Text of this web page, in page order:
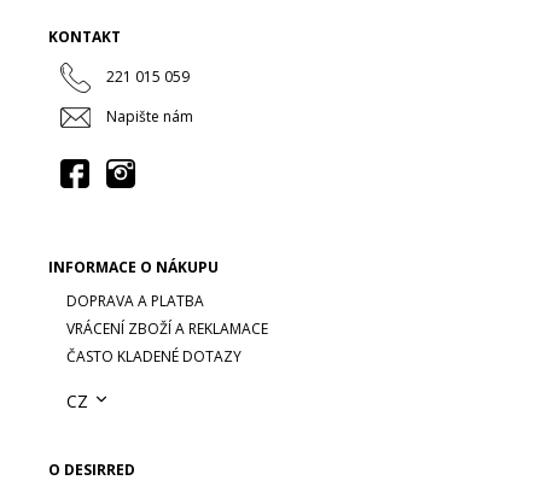
KONTAKT
221 015 059
Napište nám
INFORMACE O NÁKUPU
DOPRAVA A PLATBA
VRÁCENÍ ZBOŽÍ A REKLAMACE
ČASTO KLADENÉ DOTAZY
CZ
O DESIRRED